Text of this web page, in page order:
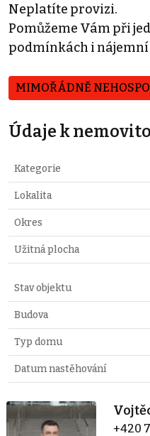
Neplatíte provizi.
Pomůžeme Vám při
podmínkách i nájemní
MIMOŘÁDNĚ
Údaje k
Kategorie
Lokalita
Okres
Užitná plocha
Stav objektu
Budova
Typ domu
Datum nastěhování
+420